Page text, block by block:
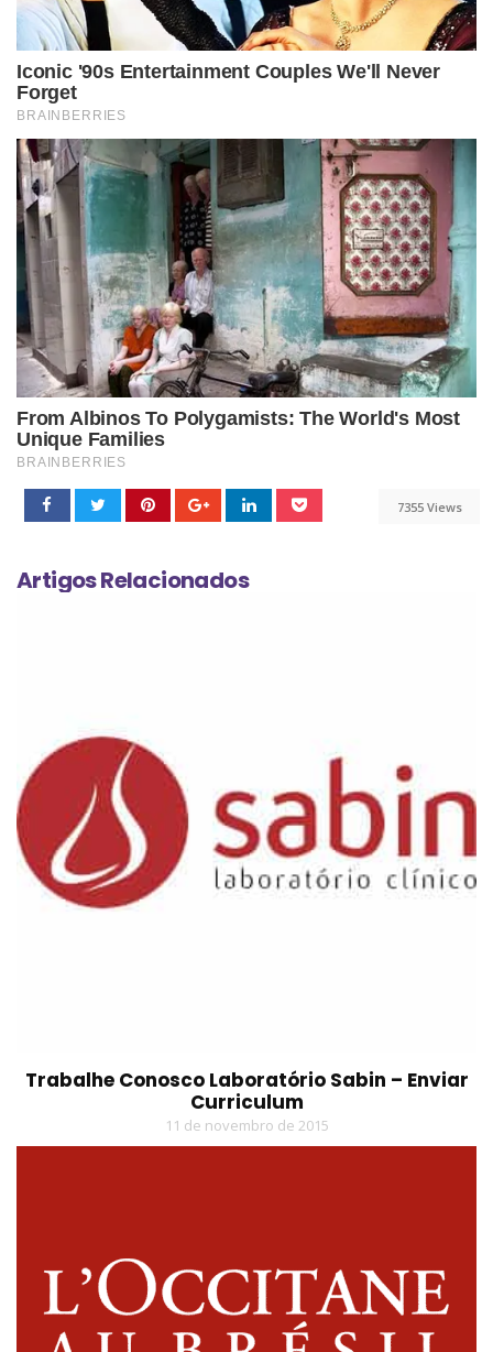
7355 Views
Artigos Relacionados
Trabalhe Conosco Laboratório Sabin – Enviar
Curriculum
11 de novembro de 2015